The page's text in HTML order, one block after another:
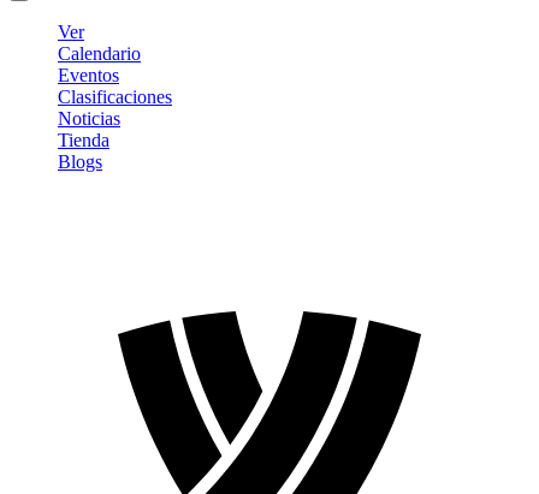
Ver
Calendario
Eventos
Clasificaciones
Noticias
Tienda
Blogs